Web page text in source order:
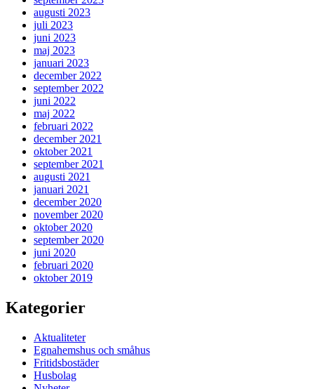
augusti 2023
juli 2023
juni 2023
maj 2023
januari 2023
december 2022
september 2022
juni 2022
maj 2022
februari 2022
december 2021
oktober 2021
september 2021
augusti 2021
januari 2021
december 2020
november 2020
oktober 2020
september 2020
juni 2020
februari 2020
oktober 2019
Kategorier
Aktualiteter
Egnahemshus och småhus
Fritidsbostäder
Husbolag